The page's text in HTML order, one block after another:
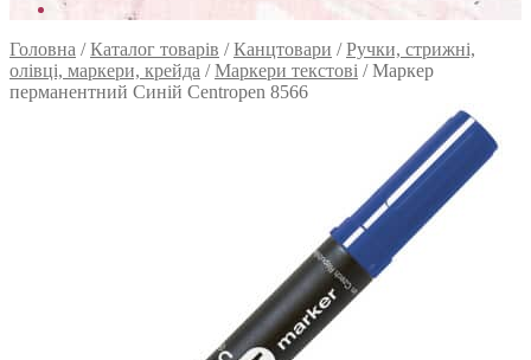
Головна /Каталог товарів /Канцтовари /Ручки, стрижні,
олівці, маркери, крейда /Маркери текстові /Маркер
перманентний Синій Centropen 8566